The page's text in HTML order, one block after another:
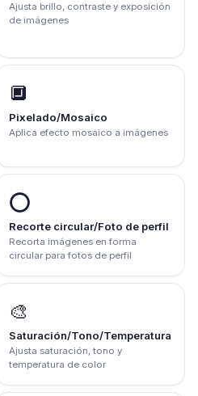
Ajusta brillo, contraste y exposición
de imágenes
🔲
Pixelado/Mosaico
Aplica efecto mosaico a imágenes
⭕
Recorte circular/Foto de perfil
Recorta imágenes en forma
circular para fotos de perfil
🎨
Saturación/Tono/Temperatura
Ajusta saturación, tono y
temperatura de color